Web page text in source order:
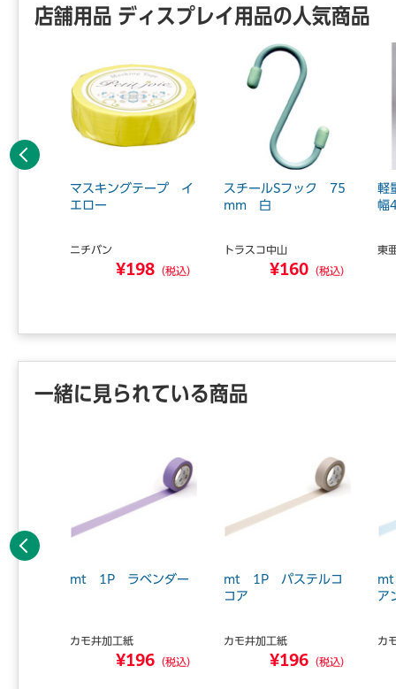
店舗用品 ディスプレイ用品の人気商品
マスキングテープ イ
エロー
ニチバン
¥198 （税込）
スチールSフック 75
mm 白
トラスコ中山
¥160 （税込）
軽
幅
東
前へ
一緒に見られている商品
mt 1P ラベンダー
カモ井加工紙
¥196 （税込）
mt 1P パステルコ
コア
カモ井加工紙
¥196 （税込）
ア
カ
前へ